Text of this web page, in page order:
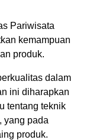
Pariwisata
kemampuan
produk.
dalam
ini diharapkan
tentang teknik
yang pada
produk.